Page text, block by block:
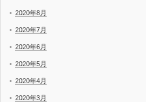
2020年8月
2020年7月
2020年6月
2020年5月
2020年4月
2020年3月